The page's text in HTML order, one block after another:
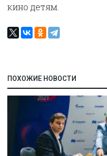
кино детям.
ПОХОЖИЕ НОВОСТИ